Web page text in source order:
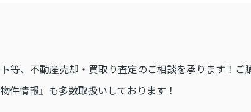
等、不動産売却・買取り査定のご相談を承ります！ ご
件情報』も多数取扱いしております！